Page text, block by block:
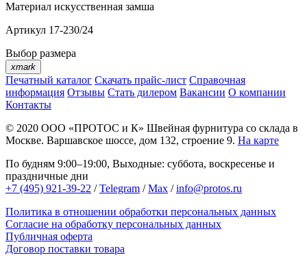
Материал искусственная замша
Артикул 17-230/24
Выбор размера
xmark
Печатный каталог Скачать прайс-лист Справочная
информация Отзывы Стать дилером Вакансии О компании
Контакты
© 2020 ООО «ПРОТОС и К» Швейная фурнитура со склада в
Москве. Варшавское шоссе, дом 132, строение 9. На карте
По будням 9:00–19:00, Выходные: суббота, воскресенье и
праздничные дни
+7 (495) 921-39-22 /Telegram /Max /info@protos.ru
Политика в отношении обработки персональных данных
Согласие на обработку персональных данных
Публичная оферта
Договор поставки товара